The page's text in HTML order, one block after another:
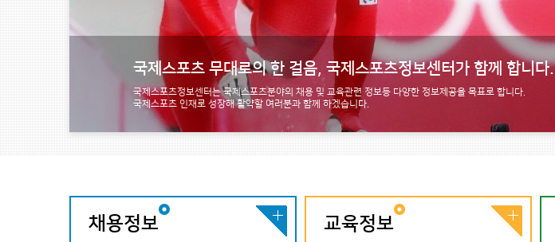
국제스포츠 무대로의 한 걸음, 국제스포츠정보센터가 함께 합니다.
국제스포츠정보센터는 국제스포츠분야의 채용 및 교육관련 정보등 다양한 정보제공을 목표로 합니다.
국제스포츠 인재로 성장해 활약할 여러분과 함께 하겠습니다.
채용정보 교육정보